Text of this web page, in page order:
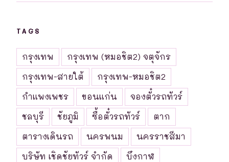
TAGS
กรุงเทพ
กรุงเทพ (หมอชิต2) จตุจักร
กรุงเทพ-สายใต้
กรุงเทพ-หมอชิต2
กำแพงเพชร
ขอนแก่น
จองตั๋วรถทัวร์
ชลบุรี
ชัยภูมิ ซื้อตั๋วรถทัวร์
ตาก
ตารางเดินรถ
นครพนม
นครราชสีมา
บริษัท เชิดชัยทัวร์ จำกัด
บึงกาฬ